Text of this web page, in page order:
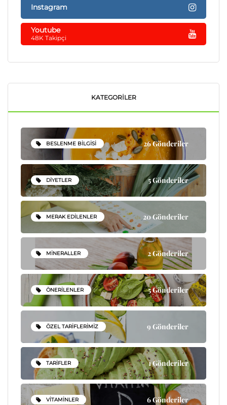
Instagram
Youtube
48K Takipçi
KATEGORILER
BESLENME BILGISI 26 Gönderiler
DIYETLER 5 Gönderiler
MERAK EDILENLER 20 Gönderiler
MINERALLER 2 Gönderiler
ÖNERILENLER 5 Gönderiler
ÖZEL TARIFLERIMIZ 9 Gönderiler
TARIFLER 1 Gönderiler
VITAMINLER 6 Gönderiler